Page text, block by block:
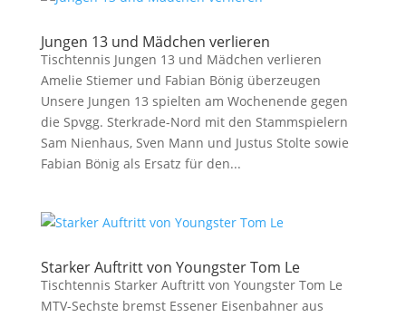
Jungen 13 und Mädchen verlieren
Tischtennis Jungen 13 und Mädchen verlieren
Amelie Stiemer und Fabian Bönig überzeugen
Unsere Jungen 13 spielten am Wochenende gegen
die Spvgg. Sterkrade-Nord mit den Stammspielern
Sam Nienhaus, Sven Mann und Justus Stolte sowie
Fabian Bönig als Ersatz für den...
Starker Auftritt von Youngster Tom Le
Tischtennis Starker Auftritt von Youngster Tom Le
MTV-Sechste bremst Essener Eisenbahner aus